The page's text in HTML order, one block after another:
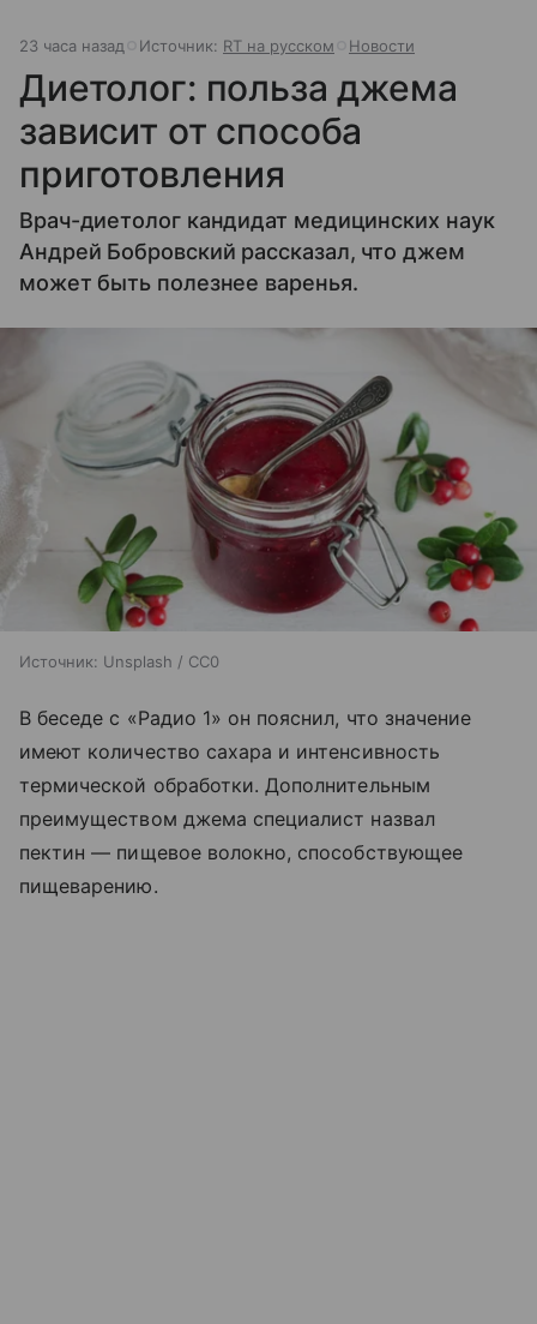
23 часа назад Источник: RT на русском Новости
Диетолог: польза джема
зависит от способа
приготовления
Врач-диетолог кандидат медицинских наук
Андрей Бобровский рассказал, что джем
может быть полезнее варенья.
Источник: Unsplash / CC0
В беседе с «Радио 1» он пояснил, что значение
имеют количество сахара и интенсивность
термической обработки. Дополнительным
преимуществом джема специалист назвал
пектин — пищевое волокно, способствующее
пищеварению.